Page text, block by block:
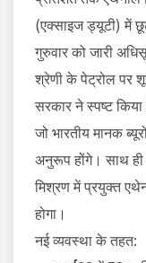
(एक्साइज ड्यूटी) में
गुरुवार को जारी
श्रेणी के पेट्रोल पर
सरकार ने स्पष्ट
जोभारतीय मानक
अनुरूप होंगे। साथ ही
मिश्रण में प्रयुक्त
होगा।
नई व्यवस्था के तहत: